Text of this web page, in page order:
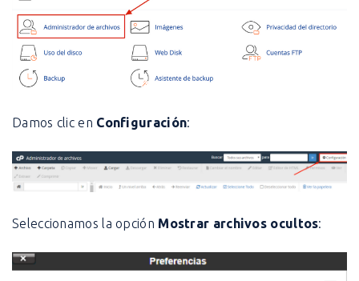
Damos clic en Configuración:
Seleccionamos la opción Mostrar archivos ocultos: